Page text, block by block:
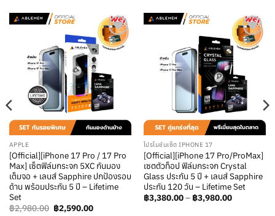
เพิ่มใน
รายการ
APPLE
[Official][iPhone 17 Pro / 17 Pro
Max] เซ็ตฟิล์มกระจก 5XC กันมอง
เต็มจอ + เลนส์ Sapphire ปกป้องรอบ
ด้าน พร้อมประกัน 5 ปี – Lifetime
Set
฿2,980.00 Original
฿2,590.00Current
เพิ่มใน
รายการ
โปรโมชั่นเซ็ต IPHONE 17
[Official][iPhone 17 Pro/ProMax]
เซตตัวท็อป ฟิล์มกระจก Crystal
Glass ประกัน 5 ปี + เลนส์ Sapphire
ประกัน 120 วัน – Lifetime Set
฿3,380.00– ฿3,980.00Price